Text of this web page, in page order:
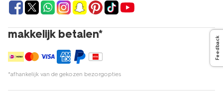
makkelijk betalen*
*afhankelijk van de gekozen bezorgopties
Feedback